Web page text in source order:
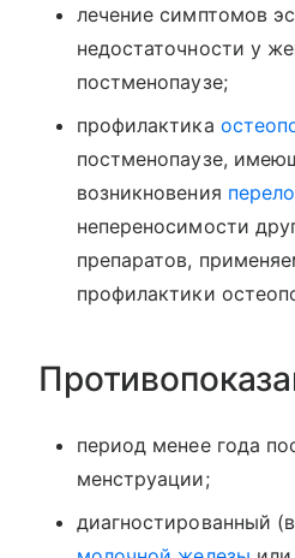
лечение симптомов
недостаточности у
постменопаузе;
профилактика
постменопаузе,
возникновения
непереносимости
препаратов,
профилактики
период менее года
менструации;
диагностированный